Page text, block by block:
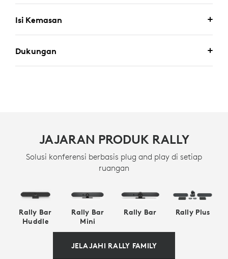
Isi Kemasan
Dukungan
JAJARAN PRODUK RALLY
Solusi konferensi berbasis plug and play di setiap
ruangan
Rally Bar
Huddle
Rally Bar
Mini
Rally Bar Rally Plus
JELAJAHI RALLY FAMILY